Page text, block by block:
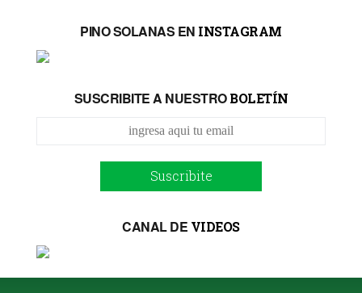
PINO SOLANAS EN INSTAGRAM
SUSCRIBITE A NUESTROBOLETÍN
Suscribite
CANAL DE VIDEOS